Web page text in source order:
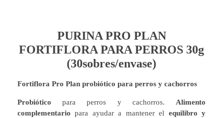
PURINA PRO PLAN
FORTIFLORA PARA PERROS 30g
(30sobres/envase)
Fortiflora Pro Plan probiótico para perros y cachorros
Probiótico para perros y cachorros. Alimento
complementario para ayudar a mantener el equilibro y